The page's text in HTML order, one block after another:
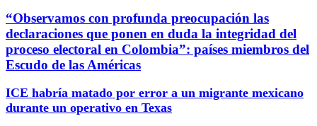
“Observamos con profunda preocupación las
declaraciones que ponen en duda la integridad del
proceso electoral en Colombia”: países miembros del
Escudo de las Américas
ICE habría matado por error a un migrante mexicano
durante un operativo en Texas